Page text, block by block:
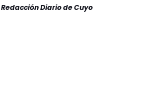
Redacción Diario de Cuyo